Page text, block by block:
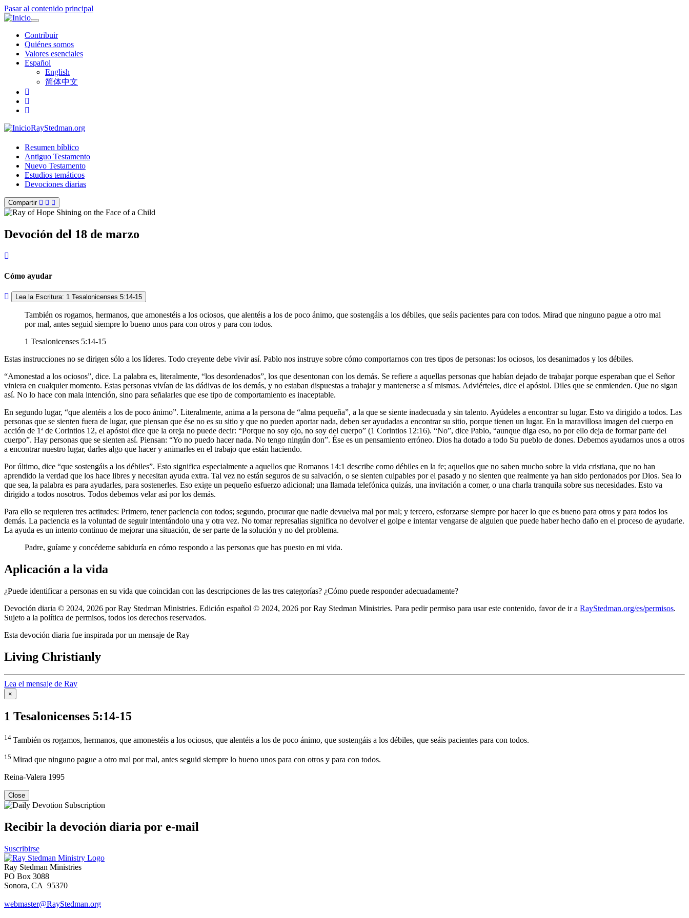
Pasar al contenido principal
Toggle
navigation
Contribuir
Quiénes somos
Valores esenciales
Español
English
简体中文
RayStedman.org
Resumen bíblico
Antiguo Testamento
Nuevo Testamento
Estudios temáticos
Devociones diarias
Compartir
Devoción del 18 de marzo
Cómo ayudar
Lea la Escritura: 1 Tesalonicenses 5:14-15
También os rogamos, hermanos, que amonestéis a los ociosos, que alentéis a los de poco ánimo, que sostengáis a los débiles, que seáis pacientes para con todos. Mirad que ninguno pague a otro mal
por mal, antes seguid siempre lo bueno unos para con otros y para con todos.
1 Tesalonicenses 5:14-15
Estas instrucciones no se dirigen sólo a los líderes. Todo creyente debe vivir así. Pablo nos instruye sobre cómo comportarnos con tres tipos de personas: los ociosos, los desanimados y los débiles.
Amonestad a los ociosos , dice. La palabra es, literalmente, los desordenados , los que desentonan con los demás. Se refiere a aquellas personas que habían dejado de trabajar porque esperaban que el Señor
viniera en cualquier momento. Estas personas vivían de las dádivas de los demás, y no estaban dispuestas a trabajar y mantenerse a sí mismas. Adviérteles, dice el apóstol. Diles que se enmienden. Que no sigan
así. No lo hace con mala intención, sino para señalarles que ese tipo de comportamiento es inaceptable.
En segundo lugar,
que alentéis a los de poco ánimo . Literalmente, anima a la persona de alma pequeña , a la que se siente inadecuada y sin talento. Ayúdeles a encontrar su lugar. Esto va dirigido a todos. Las
personas que se sienten fuera de lugar, que piensan que ése no es su sitio y que no pueden aportar nada, deben ser ayudadas a encontrar su sitio, porque tienen un lugar. En la maravillosa imagen del cuerpo en
acción de 1ª de Corintios 12, el apóstol dice que la oreja no puede decir:
Porque no soy ojo, no soy del cuerpo (1 Corintios 12:16). No , dice Pablo,
aunque diga eso, no por ello deja de formar parte del
cuerpo . Hay personas que se sienten así. Piensan: Yo no puedo hacer nada. No tengo ningún don . Ése es un pensamiento erróneo. Dios ha dotado a todo Su pueblo de dones. Debemos ayudarnos unos a otros
a encontrar nuestro lugar, darles algo que hacer y animarles en el trabajo que están haciendo.
Por último, dice
que sostengáis a los débiles . Esto significa especialmente a aquellos que Romanos 14:1 describe como débiles en la fe; aquellos que no saben mucho sobre la vida cristiana, que no han
aprendido la verdad que los hace libres y necesitan ayuda extra. Tal vez no están seguros de su salvación, o se sienten culpables por el pasado y no sienten que realmente ya han sido perdonados por Dios. Sea lo
que sea, la palabra es para ayudarles, para sostenerles. Eso exige un pequeño esfuerzo adicional; una llamada telefónica quizás, una invitación a comer, o una charla tranquila sobre sus necesidades. Esto va
dirigido a todos nosotros. Todos debemos velar así por los demás.
Para ello se requieren tres actitudes: Primero, tener paciencia con todos; segundo, procurar que nadie devuelva mal por mal; y tercero, esforzarse siempre por hacer lo que es bueno para otros y para todos los
demás. La paciencia es la voluntad de seguir intentándolo una y otra vez. No tomar represalias significa no devolver el golpe e intentar vengarse de alguien que puede haber hecho daño en el proceso de ayudarle.
La ayuda es un intento continuo de mejorar una situación, de ser parte de la solución y no del problema.
Padre, guíame y concédeme sabiduría en cómo respondo a las personas que has puesto en mi vida.
Aplicación a la vida
¿Puede identificar a personas en su vida que coincidan con las descripciones de las tres categorías? ¿Cómo puede responder adecuadamente?
Devoción diaria © 2024, 2026 por Ray Stedman Ministries. Edición español © 2024, 2026 por Ray Stedman Ministries. Para pedir permiso para usar este contenido, favor de ir a RayStedman.org/es/permisos.
Sujeto a la política de permisos, todos los derechos reservados.
Esta devoción diaria fue inspirada por un mensaje de Ray
Living Christianly
Lea el mensaje de Ray
×
1 Tesalonicenses 5:14-15
14 También os rogamos, hermanos, que amonestéis a los ociosos, que alentéis a los de poco ánimo, que sostengáis a los débiles, que seáis pacientes para con todos.
15 Mirad que ninguno pague a otro mal por mal, antes seguid siempre lo bueno unos para con otros y para con todos.
Reina-Valera 1995
Close
Recibir la devoción diaria por e-mail
Suscribirse
Ray Stedman Ministries
PO Box 3088
Sonora, CA 95370
webmaster@RayStedman.org